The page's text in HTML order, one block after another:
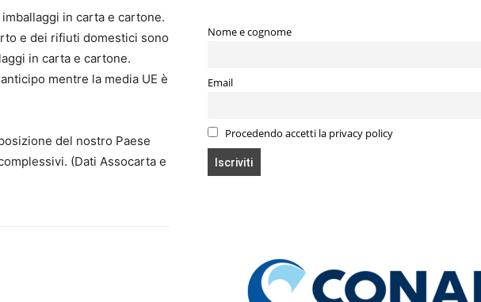
in carta e cartone.
e dei rifiuti domestici sono
in carta e cartone.
mentre la media UE è
del nostro Paese
(Dati Assocarta e
Nome e cognome
Email
Procedendo accetti la privacy policy